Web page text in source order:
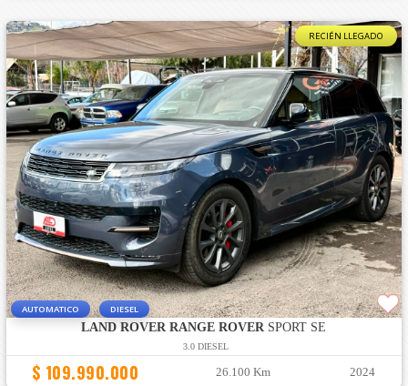
RECIÉN LLEGADO
AUTOMATICO DIESEL
LAND ROVER RANGE ROVERSPORT SE
3.0 DIESEL
$ 109.990.000 26.100 Km 2024